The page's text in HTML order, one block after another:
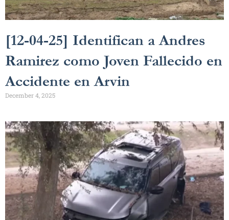
[12-04-25] Identifican a Andres
Ramirez como Joven Fallecido en
Accidente en Arvin
December 4, 2025